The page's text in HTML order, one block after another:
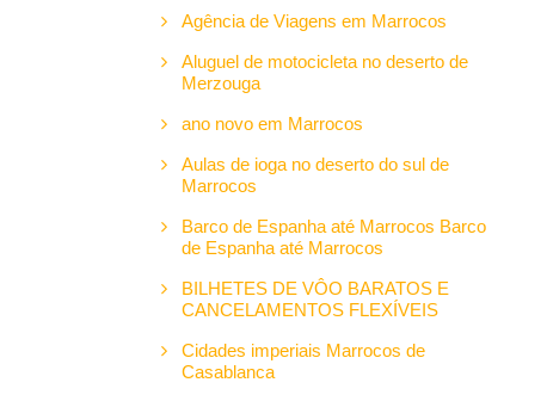
Agência de Viagens em Marrocos
Aluguel de motocicleta no deserto de
Merzouga
ano novo em Marrocos
Aulas de ioga no deserto do sul de
Marrocos
Barco de Espanha até Marrocos Barco
de Espanha até Marrocos
BILHETES DE VÔO BARATOS E
CANCELAMENTOS FLEXÍVEIS
Cidades imperiais Marrocos de
Casablanca